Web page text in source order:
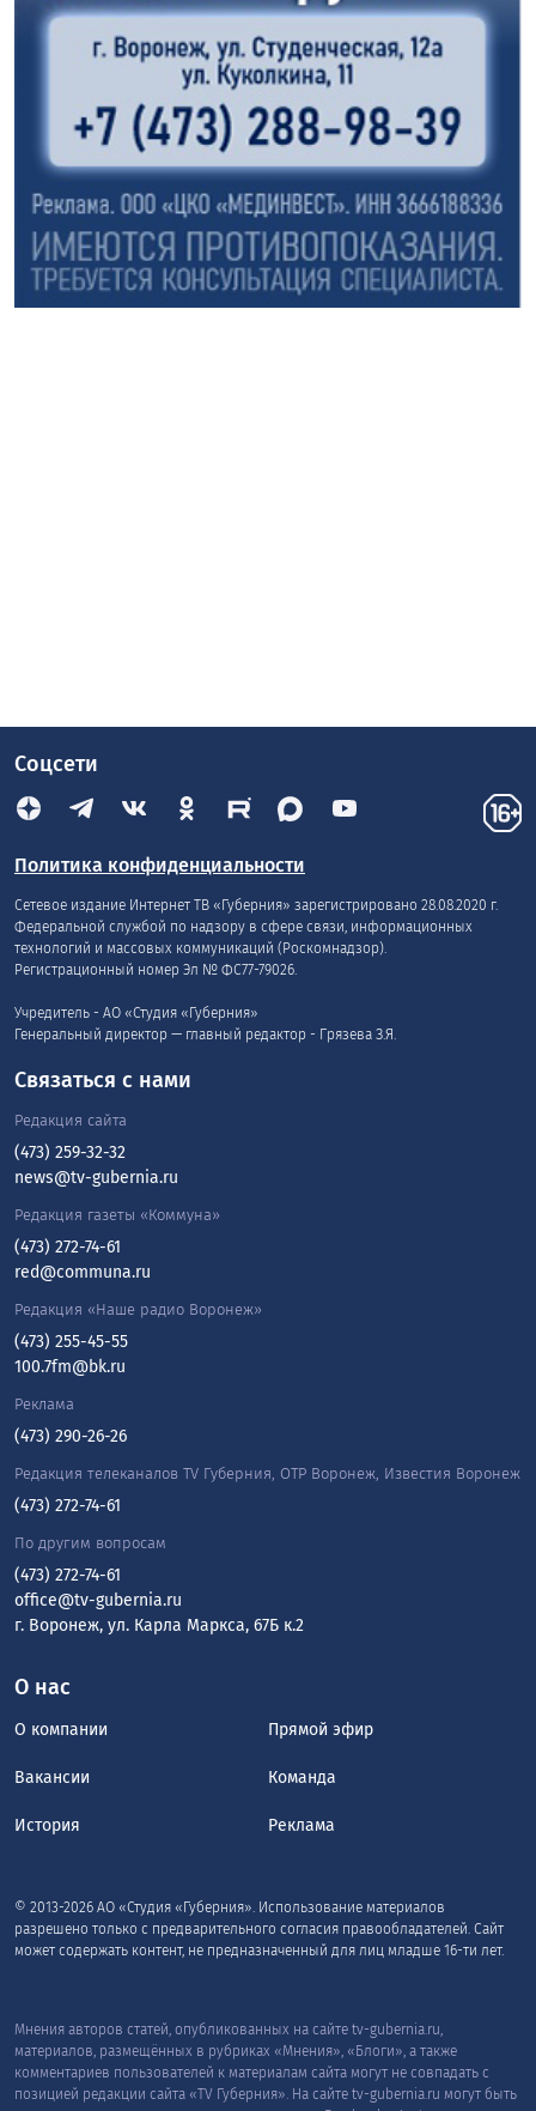
Соцсети
Политика конфиденциальности
Сетевое издание Интернет ТВ «Губерния» зарегистрировано 28.08.2020 г.
Федеральной службой по надзору в сфере связи, информационных
технологий и массовых коммуникаций (Роскомнадзор).
Регистрационный номер Эл № ФС77-79026.
Учредитель - АО «Студия «Губерния»
Генеральный директор — главный редактор - Грязева З.Я.
О нас
О компании Прямой эфир
Вакансии Команда
История Реклама
© 2013-2026 АО «Студия «Губерния». Использование материалов
разрешено только с предварительного согласия правообладателей. Сайт
может содержать контент, не предназначенный для лиц младше 16-ти лет.
Связаться с нами
Редакция сайта
(473) 259-32-32
news@tv-gubernia.ru
Редакция газеты «Коммуна»
(473) 272-74-61
red@communa.ru
Редакция «Наше радио Воронеж»
(473) 255-45-55
100.7fm@bk.ru
Реклама
(473) 290-26-26
Редакция телеканалов TV Губерния, ОТР Воронеж, Известия Воронеж
(473) 272-74-61
По другим вопросам
(473) 272-74-61
office@tv-gubernia.ru
г. Воронеж, ул. Карла Маркса, 67Б к.2
Мнения авторов статей, опубликованных на сайте tv-gubernia.ru,
материалов, размещённых в рубриках «Мнения», «Блоги», а также
комментариев пользователей к материалам сайта могут не совпадать с
позицией редакции сайта «TV Губерния». На сайте tv-gubernia.ru могут быть